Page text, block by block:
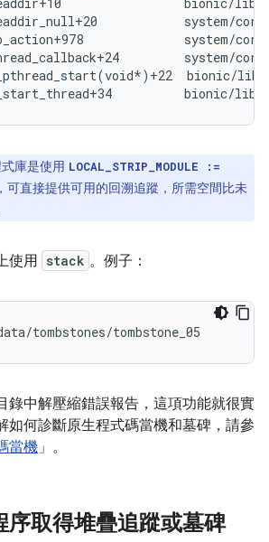
system/
system/
system/
bionic/
庫是使用 LOCAL_STRIP_MODULE :=
可直接提供可用的回溯追蹤，所需空間比未
使用 stack 。例子：
錄中解壓縮錯誤報告，這項功能就很實
如何診斷原生程式碼當機和墓碑，請參
當機」。
序取得堆疊追蹤或墓碑